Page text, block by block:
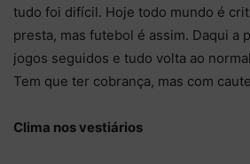
tudo foi difícil. Hoje todo mundo é
presta, mas futebol é assim. Daqui a
jogos seguidos e tudo volta ao
Tem que ter cobrança, mas com
Clima nos vestiários